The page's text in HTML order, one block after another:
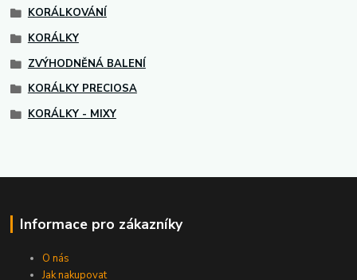
KORÁLKOVÁNÍ
KORÁLKY
ZVÝHODNĚNÁ BALENÍ
KORÁLKY PRECIOSA
KORÁLKY - MIXY
Informace pro zákazníky
O nás
Jak nakupovat